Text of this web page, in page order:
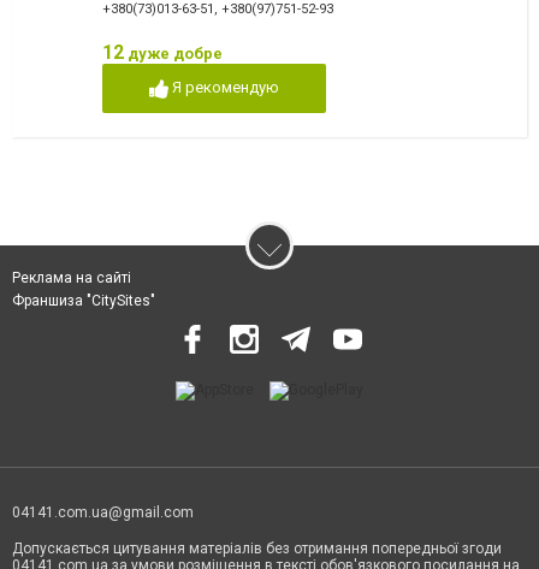
+380(73)013-63-51 , +380(97)751-52-93
12 дуже добре
Я рекомендую
Реклама на сайті
Франшиза "CitySites"
04141.com.ua@gmail.com
Допускається цитування матеріалів без отримання попередньої згоди
04141.com.ua за умови розміщення в тексті обов'язкового посилання на